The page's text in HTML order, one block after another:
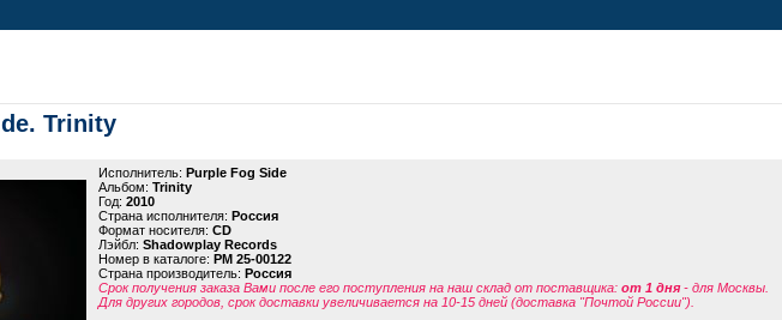
Trinity
Исполнитель: Purple Fog Side
Альбом: Trinity
Год: 2010
Страна исполнителя: Россия
Формат носителя: CD
Лэйбл: Shadowplay Records
Номер в каталоге: PM 25-00122
Страна производитель: Россия
Срок получения заказа Вами после его поступления на наш склад от поставщика: от 1 дня- для Москвы.
Для других городов, срок доставки увеличивается на 10-15 дней (доставка "Почтой России").